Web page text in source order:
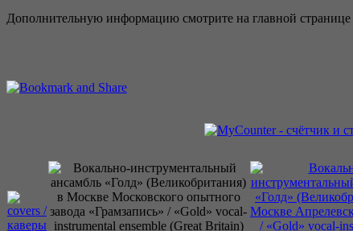
Дополнительную информацию смотрите на главной странице